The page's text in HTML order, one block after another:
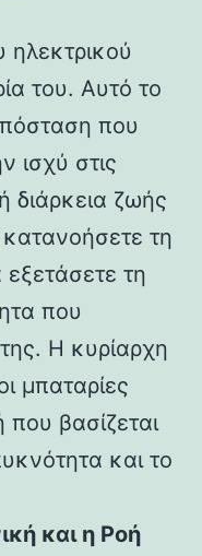
του. Αυτό το
που
ισχύ στις
διάρκεια ζωής
τη
τη
που
Η κυρίαρχη
μπαταρίες
που βασίζεται
και το
και η Ροή